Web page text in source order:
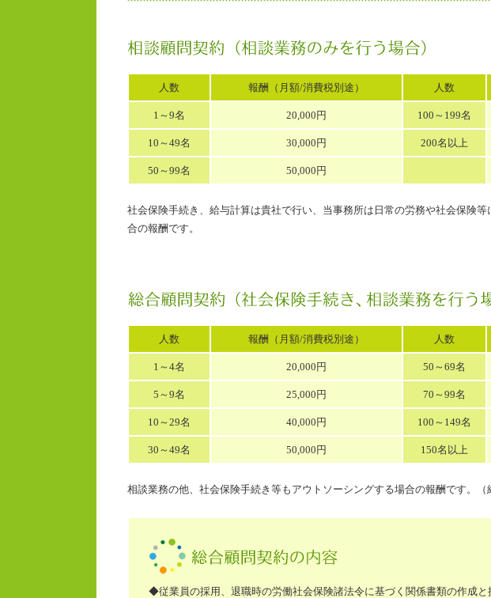
人数 報酬（月額/消費税別途） 人数
1～9名 20,000円 100～199名
10～49名 30,000円 200名以上
50～99名 50,000円
社会保険手続き、給与計算は貴社で行い、当事務所は日常の労務や社会保険
合の報酬です。
人数 報酬（月額/消費税別途） 人数
1～4名 20,000円 50～69名
5～9名 25,000円 70～99名
10～29名 40,000円 100～149名
30～49名 50,000円 150名以上
相談業務の他、社会保険手続き等もアウトソーシングする場合の報酬です。（
◆従業員の採用、退職時の労働社会保険諸法令に基づく関係書類の作成と